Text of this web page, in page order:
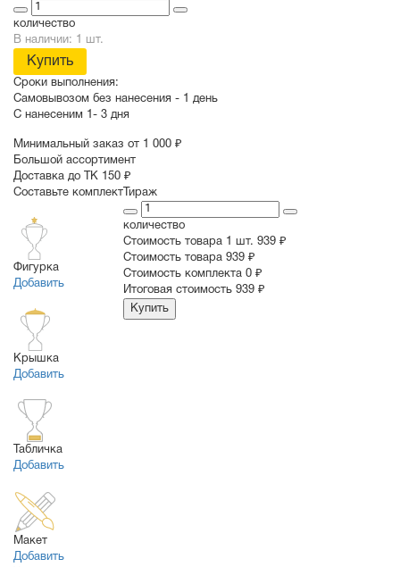
количество
В наличии: 1 шт.
Купить
Сроки выполнения:
Самовывозом без нанесения - 1 день
С нанесеним 1- 3 дня
Минимальный заказ от 1 000 ₽
Большой ассортимент
Доставка до ТК 150 ₽
Составьте комплект
Фигурка
Добавить
Крышка
Добавить
Табличка
Добавить
Макет
Добавить
Тираж
количество
Стоимость товара 1 шт. 939 ₽
Cтоимость товара 939 ₽
Стоимость комплекта 0 ₽
Итоговая стоимость 939 ₽
Купить